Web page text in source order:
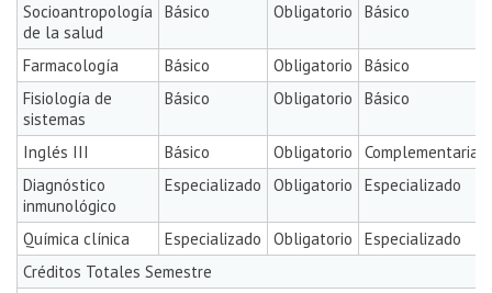
Socioantropología
de la salud
Básico Obligatorio Básico
Farmacología Básico Obligatorio Básico
Fisiología de
sistemas
Básico Obligatorio Básico
Inglés III Básico Obligatorio Complementaria
Diagnóstico
inmunológico
Especializado Obligatorio Especializado
Química clínica Especializado Obligatorio Especializado
Créditos Totales Semestre